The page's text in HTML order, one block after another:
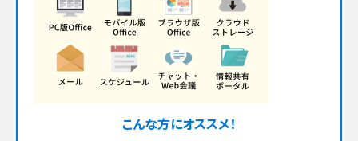
こんな方にオススメ！